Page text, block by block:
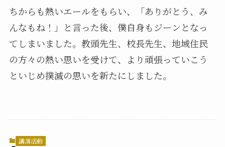
ちからも熱いエールをもらい、「ありがとう、み
んなもね！」と言った後、僕自身もジーンとなっ
てしまいました。教頭先生、校長先生、地域住民
の方々の熱い思いを受けて、より頑張っていこう
といじめ撲滅の思いを新たにしました。
講演活動